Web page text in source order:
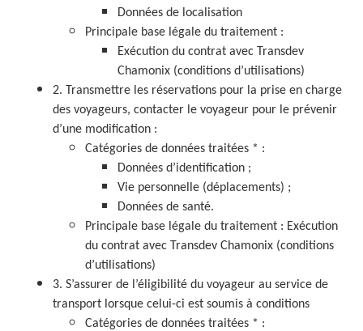
Données de localisation
Principale base légale du traitement :
Exécution du contrat avec Transdev
Chamonix (conditions d’utilisations)
2. Transmettre les réservations pour la prise en charge
des voyageurs, contacter le voyageur pour le prévenir
d’une modification :
Catégories de données traitées * :
Données d’identification ;
Vie personnelle (déplacements) ;
Données de santé.
Principale base légale du traitement : Exécution
du contrat avec Transdev Chamonix (conditions
d’utilisations)
3. S’assurer de l’éligibilité du voyageur au service de
transport lorsque celui-ci est soumis à conditions
Catégories de données traitées * :